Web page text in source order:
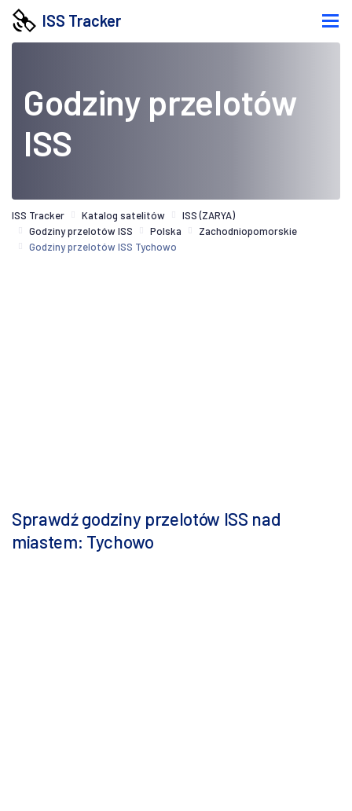
ISS Tracker
Godziny przelotów
ISS
ISS Tracker Katalog satelitów
ISS (ZARYA)
Godziny przelotów ISS
Polska
Zachodniopomorskie
Godziny przelotów ISS Tychowo
Sprawdź godziny przelotów ISS nad
miastem: Tychowo